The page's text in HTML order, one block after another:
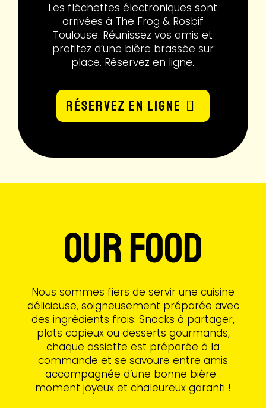
Les fléchettes électroniques sont
arrivées à The Frog & Rosbif
Toulouse. Réunissez vos amis et
profitez d’une bière brassée sur
place. Réservez en ligne.
Réservez en ligne
OUR FOOD
Nous sommes fiers de servir une cuisine
délicieuse, soigneusement préparée avec
des ingrédients frais. Snacks à partager,
plats copieux ou desserts gourmands,
chaque assiette est préparée à la
commande et se savoure entre amis
accompagnée d’une bonne bière :
moment joyeux et chaleureux garanti !